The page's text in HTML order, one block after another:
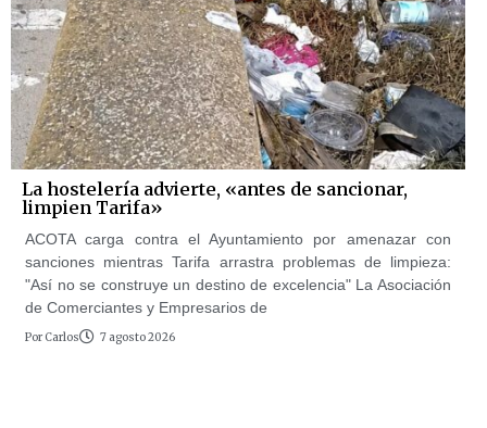
La hostelería advierte, «antes de sancionar,
limpien Tarifa»
ACOTA carga contra el Ayuntamiento por amenazar con
sanciones mientras Tarifa arrastra problemas de limpieza:
"Así no se construye un destino de excelencia" La Asociación
de Comerciantes y Empresarios de
Por Carlos 7 agosto 2026